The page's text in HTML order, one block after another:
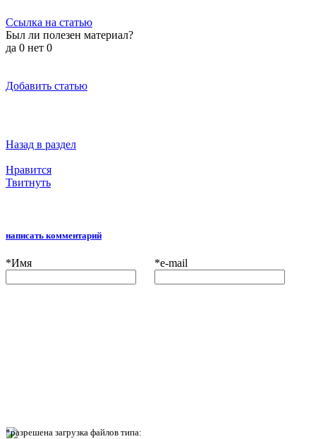
Ссылка на статью
Был ли полезен материал?
да 0 нет 0
Добавить статью
Назад в раздел
Нравится
Твитнуть
написать комментарий
*Имя *e-mail
*разрешена загрузка файлов типа: